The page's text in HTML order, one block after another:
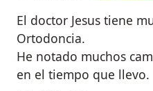
El doctor Jesus tiene
Ortodoncia.
He notado muchos
en el tiempo que llevo.